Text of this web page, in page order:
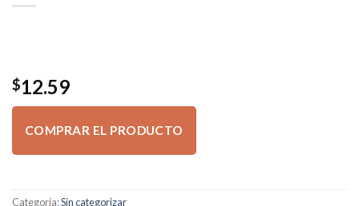
$12.59
COMPRAR EL PRODUCTO
Categoría:Sin categorizar